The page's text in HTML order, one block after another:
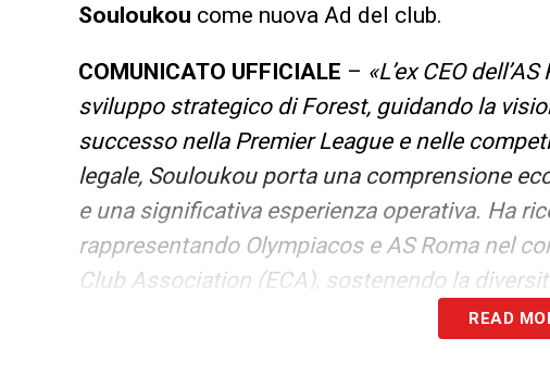
Souloukou come nuova Ad del club.
COMUNICATO UFFICIALE – «L’ex CEO
sviluppo strategico di Forest, guidando la
successo nella Premier League e nelle
legale, Souloukou porta una comprensione
e una significativa esperienza operativa. Ha
rappresentando Olympiacos e AS Roma nel
Club Association (ECA), sostenendo la
stata determinante nella crescita e nel READ